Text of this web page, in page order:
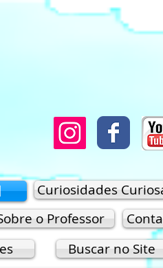
Curiosidades
o Professor
Buscar no Site